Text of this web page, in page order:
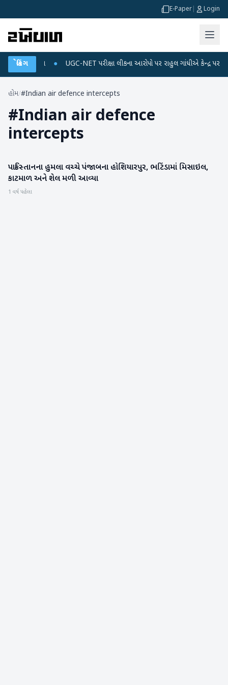
E-Paper Login
બ્રેકિંગ
ડેટા પ્લાન ● UGC-NET પરીક્ષા લીકના આરોપો પર રાહુલ ગાંધીએ કેન્દ્ર પર પ્રહાર
હોમ/#Indian air defence intercepts
#Indian air defence
intercepts
રાષ્ટ્રીય
પાકિસ્તાનના હુમલા વચ્ચે પંજાબના હોશિયારપુર, ભટિંડામાં મિસાઇલ,
કાટમાળ અને શેલ મળી આવ્યા
1 વર્ષ પહેલા